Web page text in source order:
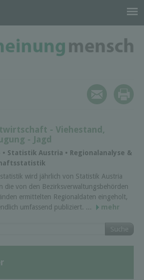
- Viehestand,
- Jagd
• Statistik Austria • Regionalanalyse &
wird jährlich von Statistik Austria
die von den Bezirksverwaltungsbehörden
ermittelten Regionaldaten eingeholt,
umfassend publiziert. ...
mehr
Suche